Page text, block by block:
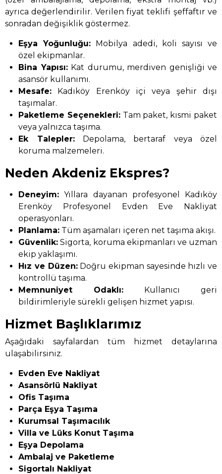
ayrıca değerlendirilir. Verilen fiyat teklifi şeffaftır ve
sonradan değişiklik göstermez.
Eşya Yoğunluğu: Mobilya adedi, koli sayısı ve
özel ekipmanlar.
Bina Yapısı:Kat durumu, merdiven genişliği ve
asansör kullanımı.
Mesafe: Kadıköy Erenköy içi veya şehir dışı
taşımalar.
Paketleme Seçenekleri:Tam paket, kısmi paket
veya yalnızca taşıma.
Ek Talepler:Depolama, bertaraf veya özel
koruma malzemeleri.
Neden Akdeniz Ekspres?
Deneyim: Yıllara dayanan profesyonel Kadıköy
Erenköy Profesyonel Evden Eve Nakliyat
operasyonları.
Planlama: Tüm aşamaları içeren net taşıma akışı.
Güvenlik: Sigorta, koruma ekipmanları ve uzman
ekip yaklaşımı.
Hız ve Düzen:Doğru ekipman sayesinde hızlı ve
kontrollü taşıma.
Memnuniyet Odaklı: Kullanıcı geri
bildirimleriyle sürekli gelişen hizmet yapısı.
Hizmet Başlıklarımız
Aşağıdaki sayfalardan tüm hizmet detaylarına
ulaşabilirsiniz.
Evden Eve Nakliyat
Asansörlü Nakliyat
Ofis Taşıma
Parça Eşya Taşıma
Kurumsal Taşımacılık
Villa ve Lüks Konut Taşıma
Eşya Depolama
Ambalaj ve Paketleme
Sigortalı Nakliyat